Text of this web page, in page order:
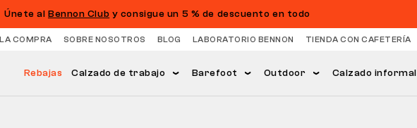
Únete alBennon Club y consigue un 5 % de descuento en todo
COMPRA SOBRE NOSOTROS BLOG LABORATORIO BENNON TIENDA CON CAFETERÍA
Rebajas Calzado de trabajo Barefoot Outdoor Calzado informal